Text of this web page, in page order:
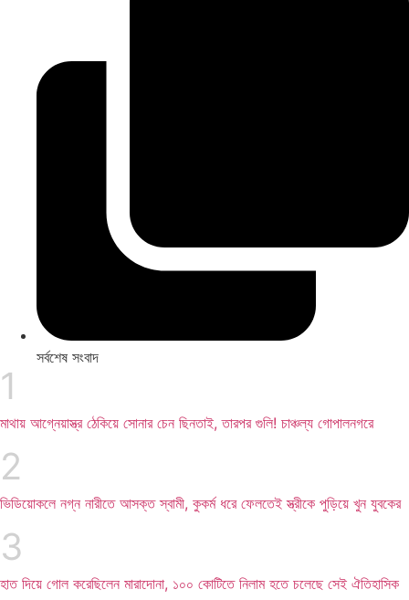
সর্বশেষ সংবাদ
মাথায় আগ্নেয়াস্ত্র ঠেকিয়ে সোনার চেন ছিনতাই, তারপর গুলি! চাঞ্চল্য গোপালনগরে
ভিডিয়োকলে নগ্ন নারীতে আসক্ত স্বামী, কুকর্ম ধরে ফেলতেই স্ত্রীকে পুড়িয়ে খুন যুবকের
হাত দিয়ে গোল করেছিলেন মারাদোনা, ১০০ কোটিতে নিলাম হতে চলেছে সেই ঐতিহাসিক